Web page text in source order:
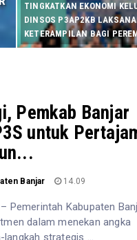
TINGKATKAN EKONOMI
DINSOS P3AP2KB
KETERAMPILAN BAGI
Pemkab Banjar
untuk
Banjar 14.09
Pemerintah Kabupaten
dalam menekan angka
strategis ...